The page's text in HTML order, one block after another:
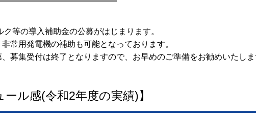
ク等の導入補助金の公募がはじまります。
常用発電機の補助も可能となっております。
募集受付は終了となりますので、お早めのご準備をお勧めいたし
ール感(令和2年度の実績)】